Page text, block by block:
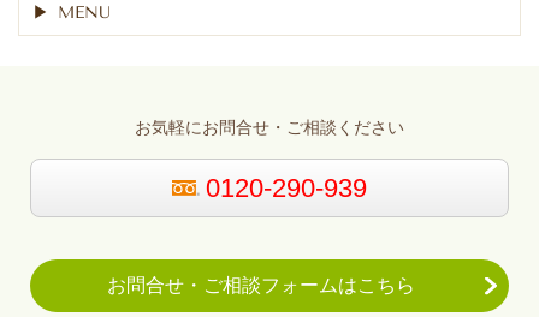
MENU
お気軽にお問合せ・ご相談ください
0120-290-939
お問合せ・ご相談フォームはこちら